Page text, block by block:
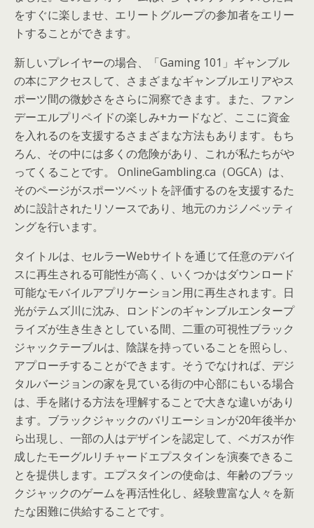
をすぐに楽しませ、エリートグループの参加者をエリー
トすることができます。
新しいプレイヤーの場合、「Gaming 101」ギャンブル
の本にアクセスして、さまざまなギャンブルエリアやス
ポーツ間の微妙さをさらに洞察できます。また、ファン
デーエルプリペイドの楽しみ+カードなど、ここに資金
を入れるのを支援するさまざまな方法もあります。もち
ろん、その中には多くの危険があり、これが私たちがや
ってくることです。 OnlineGambling.ca（OGCA）は、
そのページがスポーツベットを評価するのを支援するた
めに設計されたリソースであり、地元のカジノベッティ
ングを行います。
タイトルは、セルラーWebサイトを通じて任意のデバイ
スに再生される可能性が高く、いくつかはダウンロード
可能なモバイルアプリケーション用に再生されます。日
光がテムズ川に沈み、ロンドンのギャンブルエンタープ
ライズが生き生きとしている間、二重の可視性ブラック
ジャックテーブルは、陰謀を持っていることを照らし、
アプローチすることができます。そうでなければ、デジ
タルバージョンの家を見ている街の中心部にもいる場合
は、手を賭ける方法を理解することで大きな違いがあり
ます。ブラックジャックのバリエーションが20年後半か
ら出現し、一部の人はデザインを認定して、ベガスが作
成したモーグルリチャードエプスタインを演奏できるこ
とを提供します。エプスタインの使命は、年齢のブラッ
クジャックのゲームを再活性化し、経験豊富な人々を新
たな困難に供給することです。